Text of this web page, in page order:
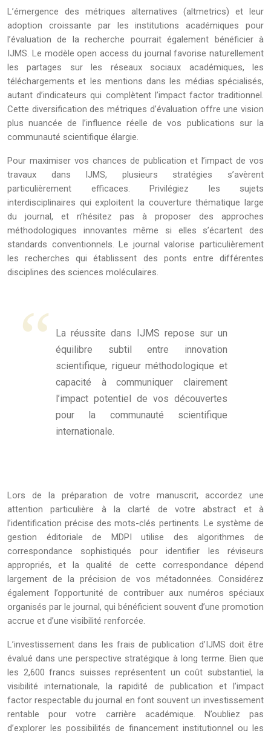
L’émergence des métriques alternatives (altmetrics) et leur
adoption croissante par les institutions académiques pour
l’évaluation de la recherche pourrait également bénéficier à
IJMS. Le modèle open access du journal favorise naturellement
les partages sur les réseaux sociaux académiques, les
téléchargements et les mentions dans les médias spécialisés,
autant d’indicateurs qui complètent l’impact factor traditionnel.
Cette diversification des métriques d’évaluation offre une vision
plus nuancée de l’influence réelle de vos publications sur la
communauté scientifique élargie.
Pour maximiser vos chances de publication et l’impact de vos
travaux dans IJMS, plusieurs stratégies s’avèrent
particulièrement efficaces. Privilégiez les sujets
interdisciplinaires qui exploitent la couverture thématique large
du journal, et n’hésitez pas à proposer des approches
méthodologiques innovantes même si elles s’écartent des
standards conventionnels. Le journal valorise particulièrement
les recherches qui établissent des ponts entre différentes
disciplines des sciences moléculaires.
La réussite dans IJMS repose sur un
équilibre subtil entre innovation
scientifique, rigueur méthodologique et
capacité à communiquer clairement
l’impact potentiel de vos découvertes
pour la communauté scientifique
internationale.
Lors de la préparation de votre manuscrit, accordez une
attention particulière à la clarté de votre abstract et à
l’identification précise des mots-clés pertinents. Le système de
gestion éditoriale de MDPI utilise des algorithmes de
correspondance sophistiqués pour identifier les réviseurs
appropriés, et la qualité de cette correspondance dépend
largement de la précision de vos métadonnées. Considérez
également l’opportunité de contribuer aux numéros spéciaux
organisés par le journal, qui bénéficient souvent d’une promotion
accrue et d’une visibilité renforcée.
L’investissement dans les frais de publication d’IJMS doit être
évalué dans une perspective stratégique à long terme. Bien que
les 2,600 francs suisses représentent un coût substantiel, la
visibilité internationale, la rapidité de publication et l’impact
factor respectable du journal en font souvent un investissement
rentable pour votre carrière académique. N’oubliez pas
d’explorer les possibilités de financement institutionnel ou les